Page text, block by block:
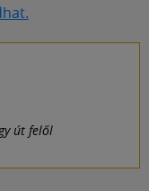
út felől